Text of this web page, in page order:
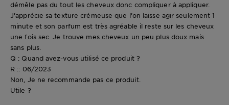
démêle pas du tout les cheveux donc compliquer à appliquer.
J'apprécie sa texture crémeuse que l'on laisse agir seulement 1
minute et son parfum est très agréable il reste sur les cheveux
une fois sec. Je trouve mes cheveux un peu plus doux mais
sans plus.
Q : Quand avez-vous utilisé ce produit ?
R :: 06/2023
Non, Je ne recommande pas ce produit.
Utile ?